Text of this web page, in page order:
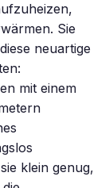
Sie
neuartige
mit einem
klein genug,